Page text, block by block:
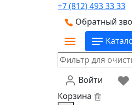
+7 (812) 493 33 33
Обратный
Войти
Корзина